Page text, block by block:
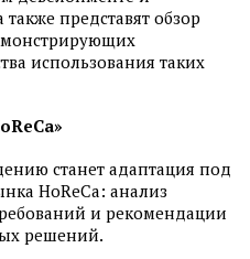
представят обзор
использования таких
станет адаптация под
HoReCa: анализ
и рекомендации
решений.